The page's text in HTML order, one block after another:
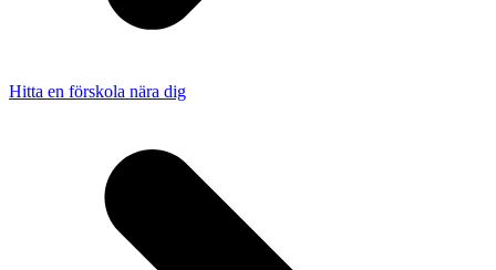
Hitta en förskola nära dig